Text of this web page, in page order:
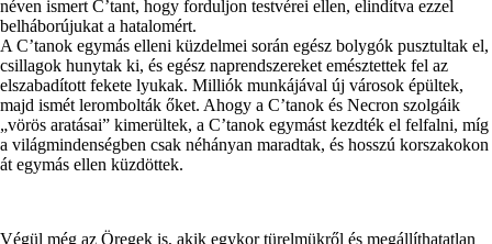
néven ismert C’tant, hogy forduljon testvérei ellen, elindítva ezzel
belháborújukat a hatalomért.
A C’tanok egymás elleni küzdelmei során egész bolygók pusztultak el,
csillagok hunytak ki, és egész naprendszereket emésztettek fel az
elszabadított fekete lyukak. Milliók munkájával új városok épültek,
majd ismét lerombolták őket. Ahogy a C’tanok és Necron szolgáik
„vörös aratásai” kimerültek, a C’tanok egymást kezdték el felfalni, míg
a világmindenségben csak néhányan maradtak, és hosszú korszakokon
át egymás ellen küzdöttek.
Végül még az Öregek is, akik egykor türelmükről és megállíthatatlan